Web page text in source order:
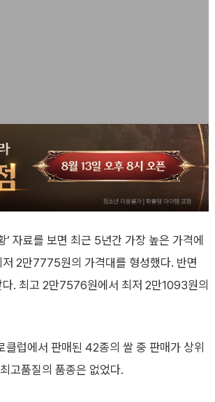
자료를 보면 최근 5년간 가장 높은 가격에
2만7775원의 가격대를 형성했다. 반면
다. 최고 2만7576원에서 최저 2만1093원의
클럽에서 판매된 42종의 쌀 중 판매가 상위
고품질의 품종은 없었다.